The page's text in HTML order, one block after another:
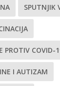
SPUTNJIK
PROTIV COVID-
I AUTIZAM